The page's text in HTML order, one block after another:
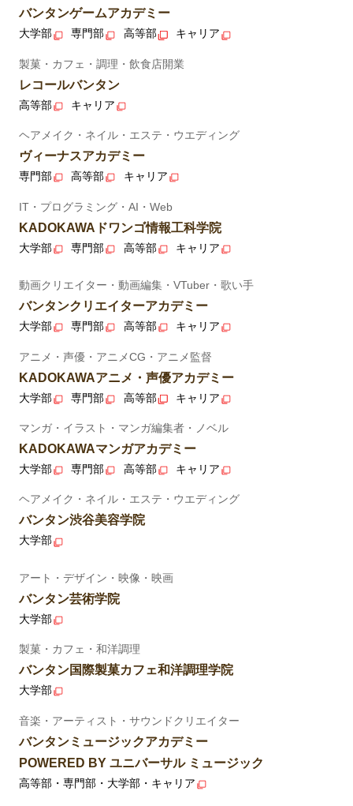
バンタンゲームアカデミー
大学部 専門部 高等部 キャリア
製菓・カフェ・調理・飲食店開業
レコールバンタン
高等部 キャリア
ヘアメイク・ネイル・エステ・ウエディング
ヴィーナスアカデミー
専門部 高等部 キャリア
IT・プログラミング・AI・Web
KADOKAWAドワンゴ情報工科学院
大学部 専門部 高等部 キャリア
動画クリエイター・動画編集・VTuber・歌い手
バンタンクリエイターアカデミー
大学部 専門部 高等部 キャリア
アニメ・声優・アニメCG・アニメ監督
KADOKAWAアニメ・声優アカデミー
大学部 専門部 高等部 キャリア
マンガ・イラスト・マンガ編集者・ノベル
KADOKAWAマンガアカデミー
大学部 専門部 高等部 キャリア
ヘアメイク・ネイル・エステ・ウエディング
バンタン渋谷美容学院
大学部
アート・デザイン・映像・映画
バンタン芸術学院
大学部
製菓・カフェ・和洋調理
バンタン国際製菓カフェ和洋調理学院
大学部
音楽・アーティスト・サウンドクリエイター
バンタンミュージックアカデミー
POWERED BY ユニバーサル ミュージック
高等部・専門部・大学部・キャリア